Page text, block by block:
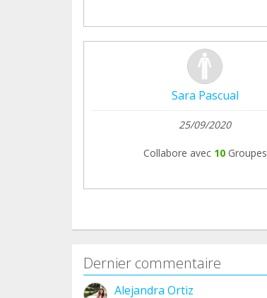
Sara Pascual
25/09/2020
Collabore avec 10 Groupes
Dernier commentaire
Alejandra Ortiz